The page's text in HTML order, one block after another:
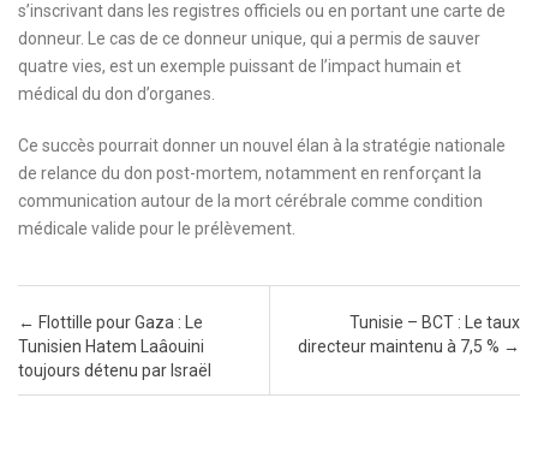
s’inscrivant dans les registres officiels ou en portant une carte de
donneur. Le cas de ce donneur unique, qui a permis de sauver
quatre vies, est un exemple puissant de l’impact humain et
médical du don d’organes.
Ce succès pourrait donner un nouvel élan à la stratégie nationale
de relance du don post-mortem, notamment en renforçant la
communication autour de la mort cérébrale comme condition
médicale valide pour le prélèvement.
Post navigation
← Flottille pour Gaza : Le
Tunisien Hatem Laâouini
toujours détenu par Israël
Tunisie – BCT : Le taux
directeur maintenu à 7,5 % →